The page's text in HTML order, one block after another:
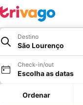
Destino
São Lourenço
Check-in/out
Escolha as datas
Ordenar